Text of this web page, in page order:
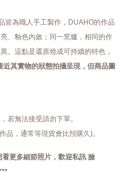
皆為職人手工製作，DUAHO的作品
、釉色內斂；同一窯爐，相同的作
。這點是還原燒成可持續的特色，
近其實物的狀態拍攝呈現，但商品圖
若無法接受請勿下單。
品，通常等現貨會比預購久)。
更多細節照片，歡迎私訊 臉